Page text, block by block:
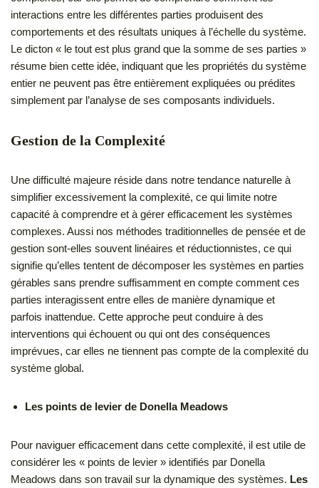
interactions entre les différentes parties produisent des
comportements et des résultats uniques à l’échelle du système.
Le dicton « le tout est plus grand que la somme de ses parties »
résume bien cette idée, indiquant que les propriétés du système
entier ne peuvent pas être entièrement expliquées ou prédites
simplement par l’analyse de ses composants individuels.
Gestion de la Complexité
Une difficulté majeure réside dans notre tendance naturelle à
simplifier excessivement la complexité, ce qui limite notre
capacité à comprendre et à gérer efficacement les systèmes
complexes. Aussi nos méthodes traditionnelles de pensée et de
gestion sont-elles souvent linéaires et réductionnistes, ce qui
signifie qu’elles tentent de décomposer les systèmes en parties
gérables sans prendre suffisamment en compte comment ces
parties interagissent entre elles de manière dynamique et
parfois inattendue. Cette approche peut conduire à des
interventions qui échouent ou qui ont des conséquences
imprévues, car elles ne tiennent pas compte de la complexité du
système global.
Les points de levier de Donella Meadows
Pour naviguer efficacement dans cette complexité, il est utile de
considérer les « points de levier » identifiés par Donella
Meadows dans son travail sur la dynamique des systèmes. Les